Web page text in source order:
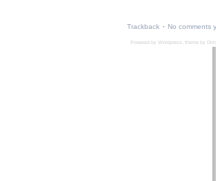
Trackback · No comments
Powered by Wordpress , theme by